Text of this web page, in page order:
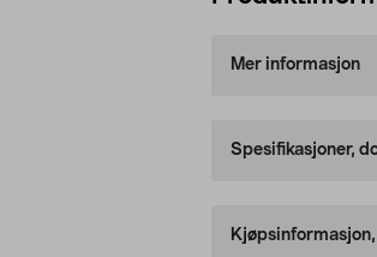
Mer informasjon
Spesifikasjoner,